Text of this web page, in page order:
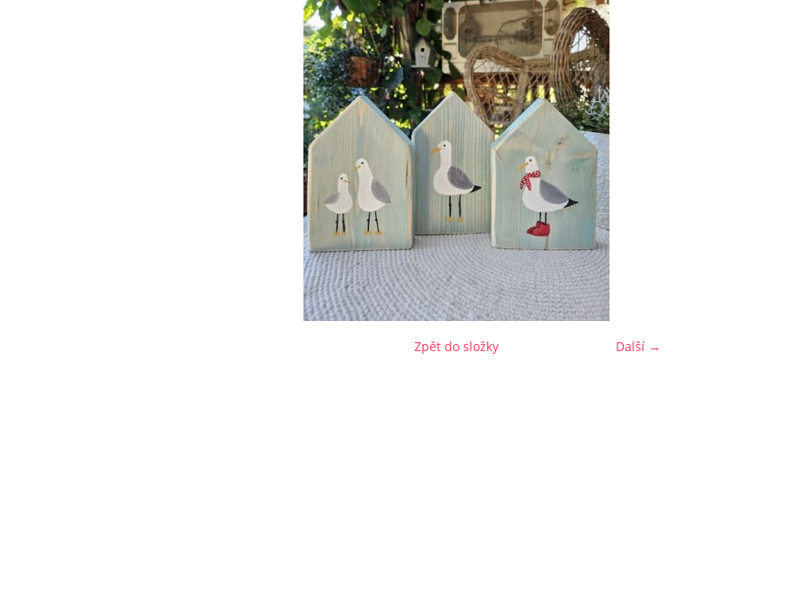
Další →
Zpět do složky